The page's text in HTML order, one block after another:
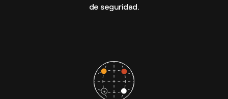
de seguridad.